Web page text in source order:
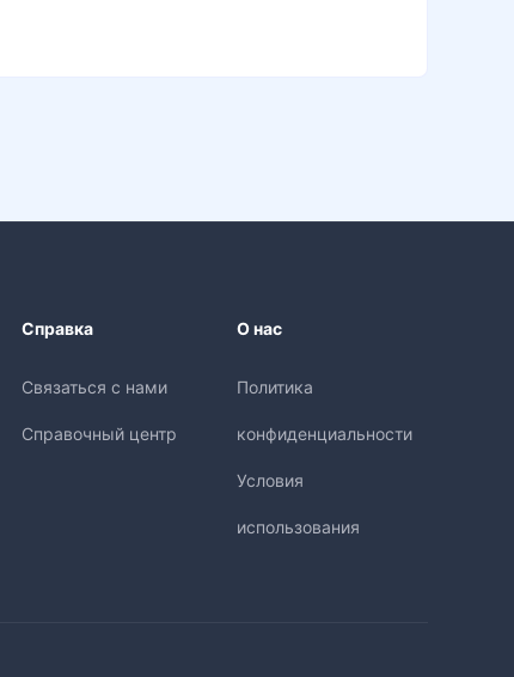
Справка
Связаться с нами
Справочный центр
О нас
Политика
конфиденциальности
Условия
использования